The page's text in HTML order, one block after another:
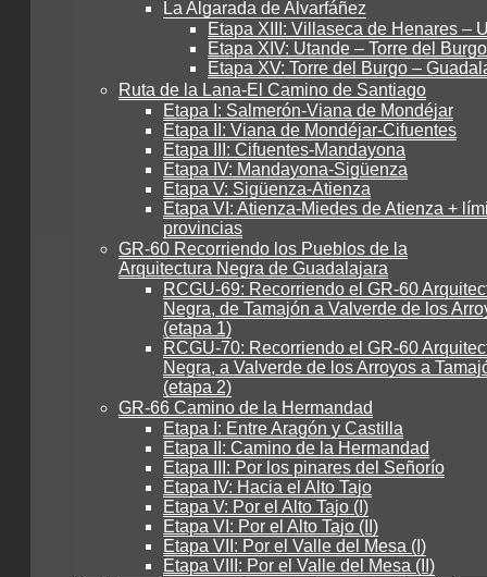
La Algarada de Alvarfáñez
Etapa XIII: Villaseca de Henares –
Etapa XIV: Utande – Torre del Burgo
Etapa XV: Torre del Burgo –
Ruta de la Lana-El Camino de Santiago
Etapa I: Salmerón-Viana de Mondéjar
Etapa II: Viana de Mondéjar-Cifuentes
Etapa III: Cifuentes-Mandayona
Etapa IV: Mandayona-Sigüenza
Etapa V: Sigüenza-Atienza
Etapa VI: Atienza-Miedes de Atienza +
provincias
GR-60 Recorriendo los Pueblos de la
Arquitectura Negra de Guadalajara
RCGU-69: Recorriendo el GR-60
Negra, de Tamajón a Valverde de los
(etapa 1)
RCGU-70: Recorriendo el GR-60
Negra, a Valverde de los Arroyos a
(etapa 2)
GR-66 Camino de la Hermandad
Etapa I: Entre Aragón y Castilla
Etapa II: Camino de la Hermandad
Etapa III: Por los pinares del Señorío
Etapa IV: Hacia el Alto Tajo
Etapa V: Por el Alto Tajo (I)
Etapa VI: Por el Alto Tajo (II)
Etapa VII: Por el Valle del Mesa (I)
Etapa VIII: Por el Valle del Mesa (II)